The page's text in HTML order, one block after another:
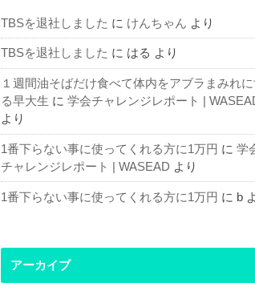
TBSを退社しました に けんちゃん より
TBSを退社しました に はる より
１週間油そばだけ食べて体内をアブラまみれに
る早大生 に 学会チャレンジレポート |
より
1番下らない事に使ってくれる方に1万円 に 学
チャレンジレポート | WASEAD より
1番下らない事に使ってくれる方に1万円 に b
アーカイブ